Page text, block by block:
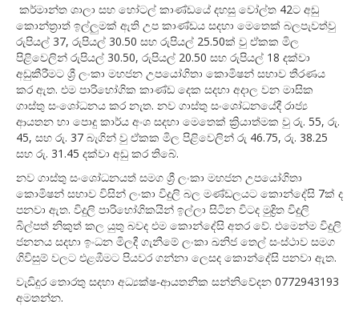
කර්මාන්ත ශාලා සහ හෝටල් කාණ්ඩයේ දහසු වෝල්ත 42ට අඩු
කොන්ත්‍රාත් ඉල්ලුමක් ඇති උප කාණ්ඩය සදහා මෙතෙක් බලපැවත්වු
රුපියල් 37, රුපියල් 30.50 සහ රුපියල් 25.50ක් වු ඒකක මිල
පිළිවෙලින් රුපියල් 30.50, රුපියල් 20.50 සහ රුපියල් 18 දක්වා
අඩුකීරීමට ශ්‍රී ලංකා මහජන උපයෝගිතා කොමිෂන් සභාව තීරණය
කර ඇත. එම පාරිභෝගික කාණ්ඩ දෙක සදහා අදාල වන මාසික
ගාස්තු සංශෝධනය කර නැත. නව ගාස්තු සංශෝධනයේදී රාජ්‍ය
ආයතන හා පොදු කාර්ය අංශ සදහා මෙතෙක් ක්‍රියාත්මක වු රු. 55, රු.
45, සහ රු. 37 බැගින් වු ඒකක මිල පිළිවෙලින් රු 46.75, රු. 38.25
සහ රු. 31.45 දක්වා අඩු කර තිබේ.
නව ගාස්තු සංශෝධනයත් සමග ශ්‍රී ලංකා මහජන උපයෝගිතා
කොමිෂන් සභාව විසින් ලංකා විදුලි බල මණ්ඩලයට කොන්දේසි 7ක් ද
පනවා ඇත. විදුලි පාරිභෝගිකයින් ඉල්ලා සිටින විටද මුද්‍රිත විදුලි
බිල්පත් නිකුත් කල යුතු බවද එම කොන්දේසි අතර වේ. එමෙන්ම විදුලි
ජනනය සදහා ඉංධන මිලදී ගැනීමේ ලංකා ඛනිජ තෙල් සංස්ථාව සමග
ගිවිසුම් වලට එළඹීමට පියවර ගන්නා ලෙසද කොන්දේසි පනවා ඇත.
වැඩිදුර තොරතු සදහා අධ්‍යක්ෂ-ආයතනික සන්නිවේදන 0772943193
අමතන්න.